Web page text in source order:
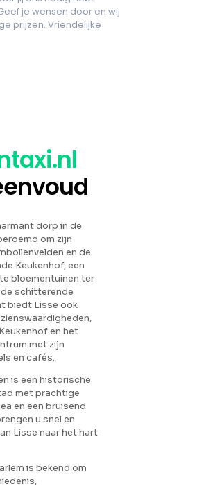
je wensen door en wij
prijzen. Vriendelijke
dorp in de
om zijn
en de
Keukenhof, een
bloementuinen ter
schitterende
biedt Lisse ook
en het
met zijn
en cafés.
is een historische
met prachtige
en een bruisend
u snel en
Lisse naar het hart
is bekend om